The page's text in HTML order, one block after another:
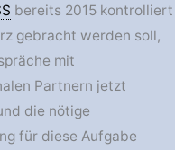
bereits 2015 kontrolliert
gebracht werden soll,
mit
Partnern jetzt
die nötige
für diese Aufgabe